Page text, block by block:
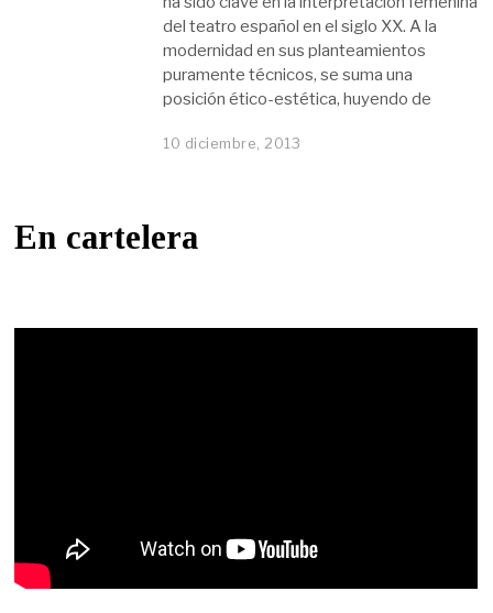
del teatro español en el siglo XX. A la
modernidad en sus planteamientos
puramente técnicos, se suma una
posición ético-estética, huyendo de
10 diciembre, 2013
En cartelera